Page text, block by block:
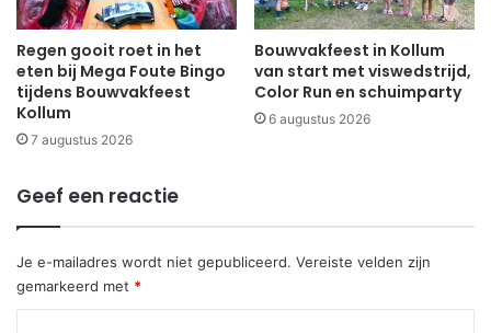
Regen gooit roet in het
eten bij Mega Foute Bingo
tijdens Bouwvakfeest
Kollum
7 augustus 2026
Bouwvakfeest in Kollum
van start met viswedstrijd,
Color Run en schuimparty
6 augustus 2026
Geef een reactie
Je e-mailadres wordt niet gepubliceerd. Vereiste velden zijn
gemarkeerd met *